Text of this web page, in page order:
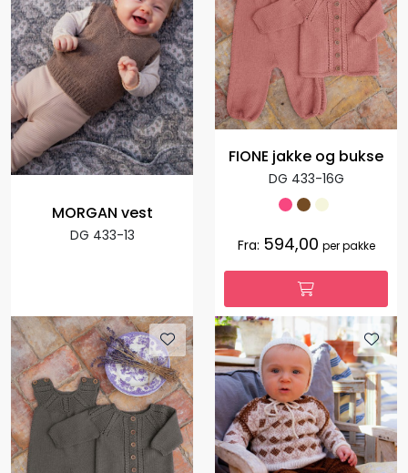
MORGAN vest
DG 433-13
FIONE jakke og bukse
DG 433-16G
Fra: 594,00 per pakke